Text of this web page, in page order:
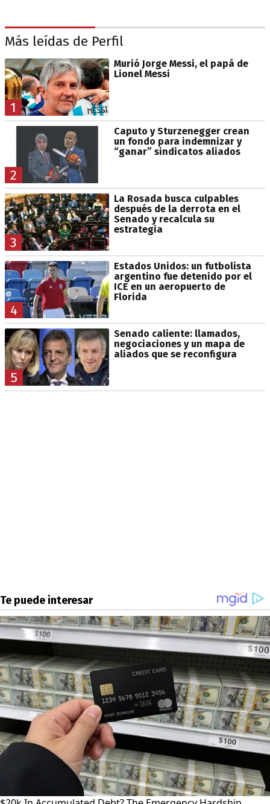
Más leídas de Perfil
1
Murió Jorge Messi, el papá de
Lionel Messi
2
Caputo y Sturzenegger crean
un fondo para indemnizar y
“ganar” sindicatos aliados
3
La Rosada busca culpables
después de la derrota en el
Senado y recalcula su
estrategia
4
Estados Unidos: un futbolista
argentino fue detenido por el
ICE en un aeropuerto de
Florida
5
Senado caliente: llamados,
negociaciones y un mapa de
aliados que se reconfigura